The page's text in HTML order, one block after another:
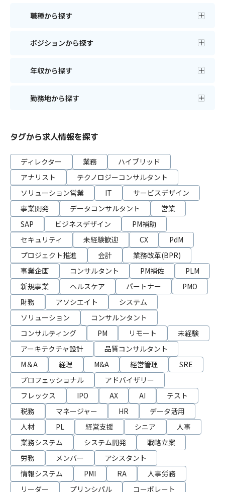
職種から探す
ポジションから探す
年収から探す
勤務地から探す
タグから求人情報を探す
ディレクター 業務
ハイブリッド
アナリスト
テクノロジーコンサルタント
ソリューション営業
IT
サービスデザイン
事業開発
データコンサルタント
営業
SAP
ビジネスデザイン
PM補助
セキュリティ
未経験歓迎 CX
PdM
プロジェクト推進
会計
業務改革(BPR)
事業企画
コンサルタント PM補佐
PLM
新規事業
ヘルスケア パートナー
PMO
財務
アソシエイト
システム
ソリューション
コンサルンタント
コンサルティング
PM リモート
未経験
アーキテクチャ設計
品質コンサルタント
M＆A
経理 M&A 経営管理
SRE
プロフェッショナル
アドバイザリー
フレックス
IPO AX AI
テスト
税務
マネージャー HR
データ活用
人材
PL 経営支援 シニア
人事
業務システム
システム開発
戦略立案
労務
メンバー
アシスタント
情報システム
PMI RA
人事労務
リーダー
プリンシパル
コーポレート